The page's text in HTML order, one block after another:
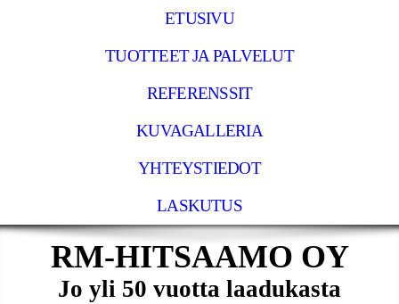
ETUSIVU
TUOTTEET JA PALVELUT
REFERENSSIT
KUVAGALLERIA
YHTEYSTIEDOT
LASKUTUS
RM-HITSAAMO OY
Jo yli 50 vuotta laadukasta